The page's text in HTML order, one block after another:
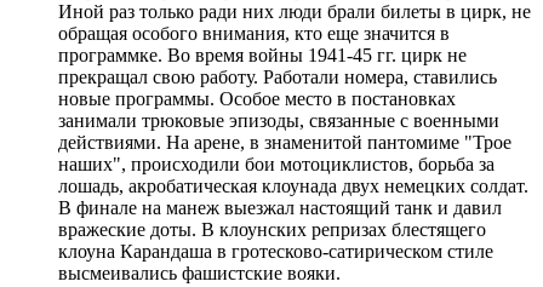
Иной раз только ради них люди брали билеты в цирк, не
обращая особого внимания, кто еще значится в
программке. Во время войны 1941-45 гг. цирк не
прекращал свою работу. Работали номера, ставились
новые программы. Особое место в постановках
занимали трюковые эпизоды, связанные с военными
действиями. На арене, в знаменитой пантомиме "Трое
наших", происходили бои мотоциклистов, борьба за
лошадь, акробатическая клоунада двух немецких солдат.
В финале на манеж выезжал настоящий танк и давил
вражеские доты. В клоунских репризах блестящего
клоуна Карандаша в гротесково-сатирическом стиле
высмеивались фашистские вояки.